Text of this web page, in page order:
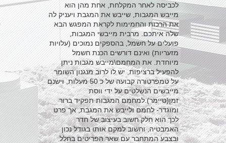
לכביסה לאחר המקלחת, אחת מהן הוא
מייבש המגבות, שייבש את המגבת ויעניק לה
את הרכות והחמימות לקראת המפגש הבא
שלה איתכם. מרבית מייבשי המגבות,
פועלים על חשמל, בהספקים נמוכים (עלויות
מזעריות) ואינם דורשים הכנת חשמל
מיוחדת. את המחמם\מייבש מגבות ניתן
להפעיל ברציפות, יש לו לרוב מנגנון השומר
על טמפרטורה קבועה של כ 50 מעלות, וישנם
מייבשים הנשלטים על ידי ווסת
זמן(טיימר).למחמם המגבות תפקיד ברור
ומוגדר- לחמם ולייבש את המגבת, אך פרט
לכך הוא חלק חשוב בעיצוב של חדר
האמבטיה, וחשוב למקם אותו בגודל נכון
ובצבע המתחבר עם שאר הפריטים בחלל